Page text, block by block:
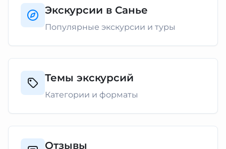
Экскурсии в Санье
Популярные экскурсии и туры
Темы экскурсий
Категории и форматы
Отзывы